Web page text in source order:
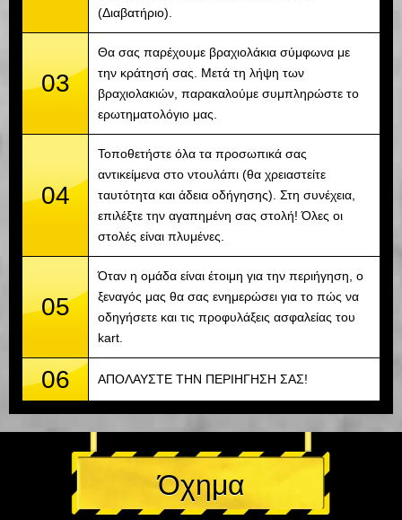
(Διαβατήριο).
03
Θα σας παρέχουμε βραχιολάκια σύμφωνα με
την κράτησή σας. Μετά τη λήψη των
βραχιολακιών, παρακαλούμε συμπληρώστε το
ερωτηματολόγιο μας.
04
Τοποθετήστε όλα τα προσωπικά σας
αντικείμενα στο ντουλάπι (θα χρειαστείτε
ταυτότητα και άδεια οδήγησης). Στη συνέχεια,
επιλέξτε την αγαπημένη σας στολή! Όλες οι
στολές είναι πλυμένες.
05
Όταν η ομάδα είναι έτοιμη για την περιήγηση, ο
ξεναγός μας θα σας ενημερώσει για το πώς να
οδηγήσετε και τις προφυλάξεις ασφαλείας του
kart.
06 ΑΠΟΛΑΥΣΤΕ ΤΗΝ ΠΕΡΙΗΓΗΣΗ ΣΑΣ!
Όχημα